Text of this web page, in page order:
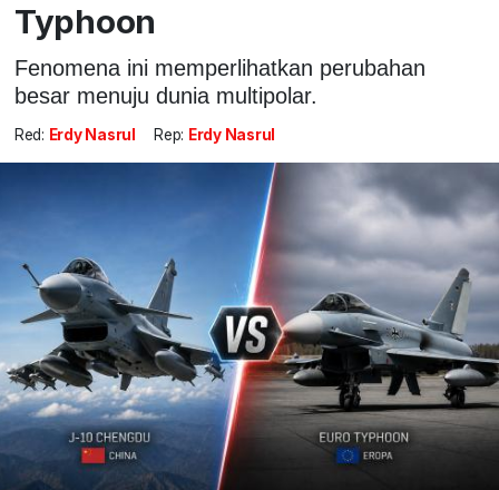
Typhoon
Fenomena ini memperlihatkan perubahan
besar menuju dunia multipolar.
Red: Erdy Nasrul Rep: Erdy Nasrul